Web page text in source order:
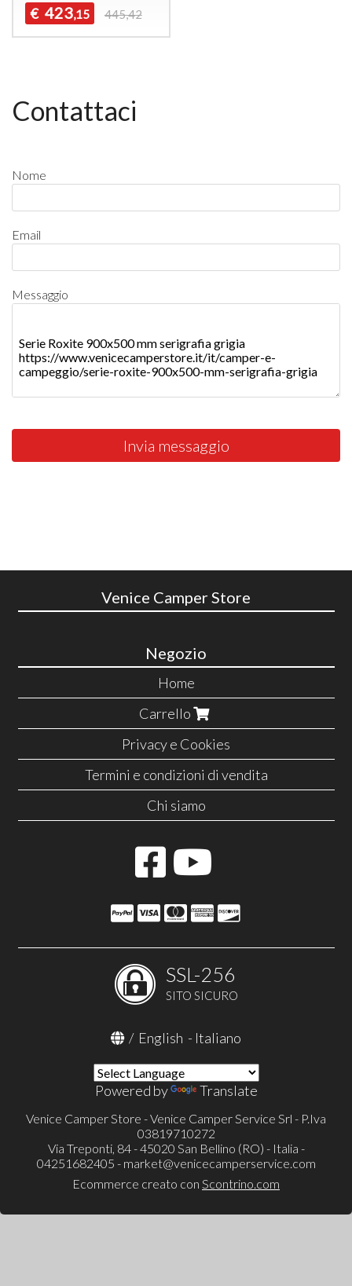
€ 423,15 445,42
Contattaci
Nome
Email
Messaggio
Invia messaggio
Venice Camper Store
Negozio
Home
Carrello
Privacy e Cookies
Termini e condizioni di vendita
Chi siamo
SSL-256
SITO SICURO
/ English - Italiano
Powered by Translate
Venice Camper Store - Venice Camper Service Srl - P.Iva
03819710272
Via Treponti, 84 - 45020 San Bellino (RO) - Italia -
04251682405 - market@venicecamperservice.com
Ecommerce creato con Scontrino.com